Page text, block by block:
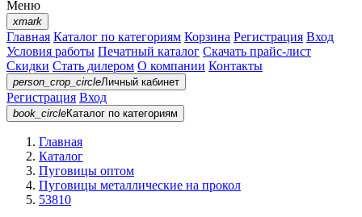
Меню
xmark
Главная Каталог по категориям Корзина Регистрация Вход
Условия работы Печатный каталог Скачать прайс-лист
Скидки Стать дилером О компании Контакты
person_crop_circleЛичный кабинет
Регистрация Вход
book_circleКаталог по категориям
Главная
Каталог
Пуговицы оптом
Пуговицы металлические на прокол
53810